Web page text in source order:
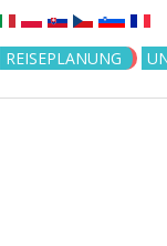
REISEPLANUNG